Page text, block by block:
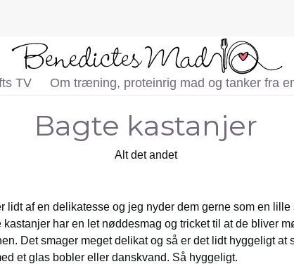
TV Om træning, proteinrig mad og tanker fra
Bagte kastanjer
Alt det andet
lidt af en delikatesse og jeg nyder dem gerne som en
har en let nøddesmag og tricket til at de bliver
Det smager meget delikat og så er det lidt hyggeligt at
et glas bobler eller danskvand. Så hyggeligt.